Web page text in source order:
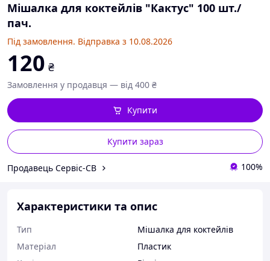
Мішалка для коктейлів "Кактус" 100 шт./
пач.
Під замовлення. Відправка з 10.08.2026
120 ₴
Замовлення у продавця — від 400 ₴
Купити зараз
Купити
Продавець Сервіс-СВ 100%
Характеристики та опис
Тип
Мішалка для коктейлів
Матеріал
Пластик